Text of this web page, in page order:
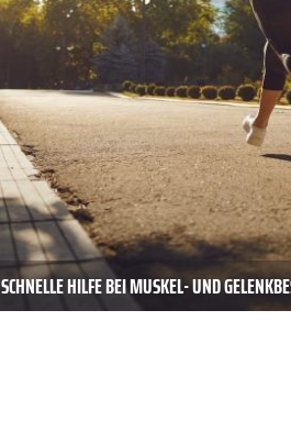
SCHNELLE HILFE BEI MUSKEL- UND